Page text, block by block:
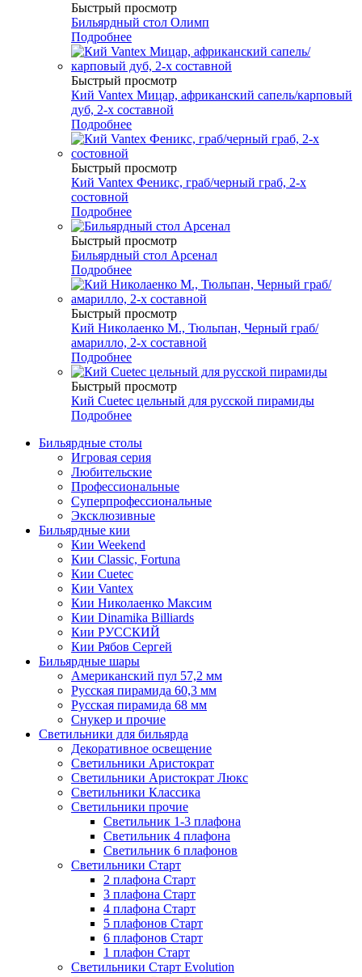
Быстрый просмотр
Бильярдный стол Олимп
Подробнее
Быстрый просмотр
Кий Vantex Мицар, африканский сапель/карповый
дуб, 2-х составной
Подробнее
Быстрый просмотр
Кий Vantex Феникс, граб/черный граб, 2-х
состовной
Подробнее
Быстрый просмотр
Бильярдный стол Арсенал
Подробнее
Быстрый просмотр
Кий Николаенко М., Тюльпан, Черный граб/
амарилло, 2-х составной
Подробнее
Быстрый просмотр
Кий Cuetec цельный для русской пирамиды
Подробнее
Бильярдные столы
Игровая серия
Любительские
Профессиональные
Суперпрофессиональные
Эксклюзивные
Бильярдные кии
Кии Weekend
Кии Classic, Fortuna
Кии Cuetec
Кии Vantex
Кии Николаенко Максим
Кии Dinamika Billiards
Кии РУССКИЙ
Кии Рябов Сергей
Бильярдные шары
Американский пул 57,2 мм
Русская пирамида 60,3 мм
Русская пирамида 68 мм
Снукер и прочие
Светильники для бильярда
Декоративное освещение
Светильники Аристократ
Светильники Аристократ Люкс
Светильники Классика
Светильники прочие
Светильник 1-3 плафона
Светильник 4 плафона
Светильник 6 плафонов
Светильники Старт
2 плафона Старт
3 плафона Старт
4 плафона Старт
5 плафонов Старт
6 плафонов Старт
1 плафон Старт
Светильники Старт Evolution